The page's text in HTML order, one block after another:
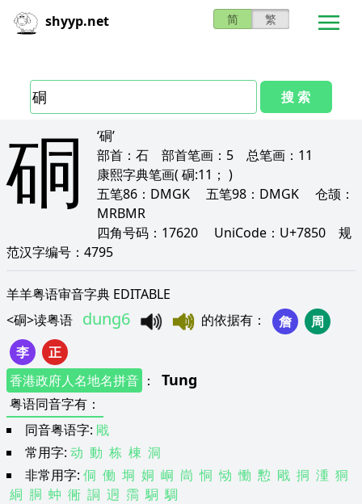
shyyp.net 简 繁
搜 索
硐
‘硐’
部首： 石 部首笔画： 5 总笔画： 11
康熙字典笔画( 硐:11； )
五笔86： DMGK 五笔98： DMGK 仓颉：
MRBMR
四角号码： 17620 UniCode： U+7850 规
范汉字编号： 4795
羊羊粤语审音字典 EDITABLE
<硐>读粤语 dung6 的依据有 ： 詹
周
李
正
香港政府人名地名拼音 ： Tung
粤语同音字有 ：
同音粤语字: 戙
常用字: 动 動 栋 棟 洞
非常用字: 侗 働 垌 姛 峒 峝 恫 恸 慟 憅 戙 挏 湩 狪
絧 胴 蚛 衕 詷 迵 霘 駧 騆